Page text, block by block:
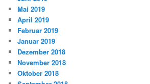
Mai 2019
April 2019
Februar 2019
Januar 2019
Dezember 2018
November 2018
Oktober 2018